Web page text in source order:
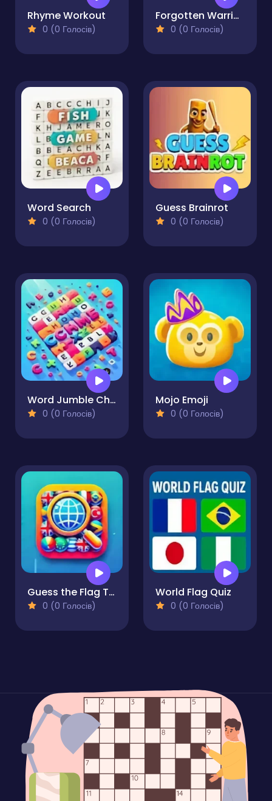
Rhyme Workout
0 (0 Голосів)
Forgotten Warrior Quest for Survival
0 (0 Голосів)
Word Search
0 (0 Голосів)
Guess Brainrot
0 (0 Голосів)
Word Jumble Challenge
0 (0 Голосів)
Mojo Emoji
0 (0 Голосів)
Guess the Flag Trivia
0 (0 Голосів)
World Flag Quiz
0 (0 Голосів)